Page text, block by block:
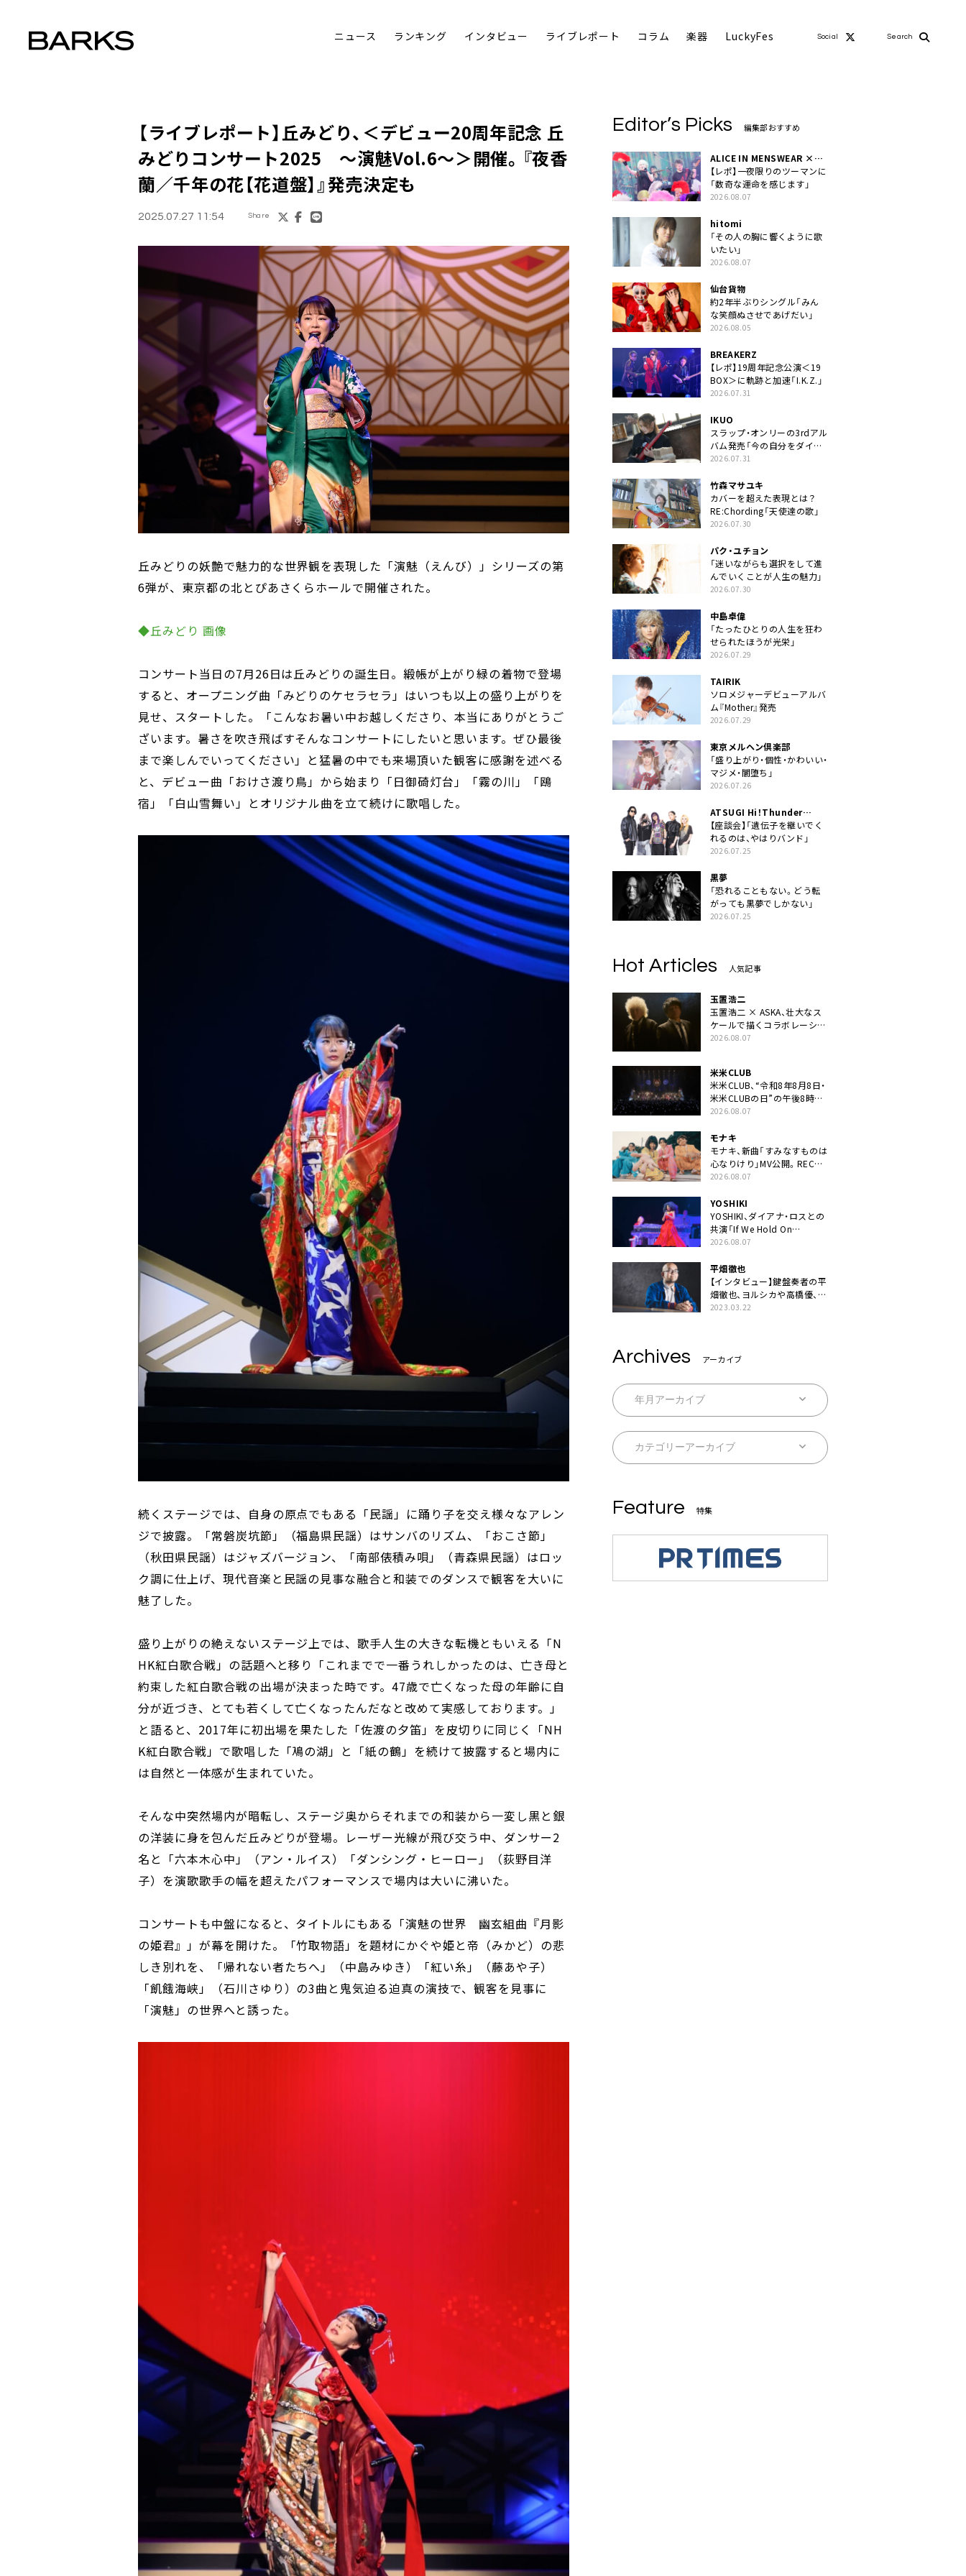
ニュース ランキング インタビュー ライブレポート コラム 楽器 LuckyFes Social Search
【ライブレポート】丘みどり、＜デビュー20周年記念 丘
みどりコンサート2025 ～演魅Vol.6～＞開催。『夜香
蘭／千年の花【花道盤】』発売決定も
2025.07.27 11:54 Share
丘みどりの妖艶で魅力的な世界観を表現した「演魅（えんび）」シリーズの第
6弾が、東京都の北とぴあさくらホールで開催された。
◆丘みどり 画像
コンサート当日の7月26日は丘みどりの誕生日。緞帳が上がり緑の着物で登場
すると、オープニング曲「みどりのケセラセラ」はいつも以上の盛り上がりを
見せ、スタートした。「こんなお暑い中お越しくださり、本当にありがとうご
ざいます。暑さを吹き飛ばすそんなコンサートにしたいと思います。ぜひ最後
まで楽しんでいってください」と猛暑の中でも来場頂いた観客に感謝を述べる
と、デビュー曲「おけさ渡り鳥」から始まり「日御碕灯台」「霧の川」「鴎
宿」「白山雪舞い」とオリジナル曲を立て続けに歌唱した。
続くステージでは、自身の原点でもある「民謡」に踊り子を交え様々なアレン
ジで披露。「常磐炭坑節」（福島県民謡）はサンバのリズム、「おこさ節」
（秋田県民謡）はジャズバージョン、「南部俵積み唄」（青森県民謡）はロッ
ク調に仕上げ、現代音楽と民謡の見事な融合と和装でのダンスで観客を大いに
魅了した。
盛り上がりの絶えないステージ上では、歌手人生の大きな転機ともいえる「N
HK紅白歌合戦」の話題へと移り「これまでで一番うれしかったのは、亡き母と
約束した紅白歌合戦の出場が決まった時です。47歳で亡くなった母の年齢に自
分が近づき、とても若くして亡くなったんだなと改めて実感しております。」
と語ると、2017年に初出場を果たした「佐渡の夕笛」を皮切りに同じく「NH
K紅白歌合戦」で歌唱した「鳰の湖」と「紙の鶴」を続けて披露すると場内に
は自然と一体感が生まれていた。
そんな中突然場内が暗転し、ステージ奥からそれまでの和装から一変し黒と銀
の洋装に身を包んだ丘みどりが登場。レーザー光線が飛び交う中、ダンサー2
名と「六本木心中」（アン・ルイス）「ダンシング・ヒーロー」（荻野目洋
子）を演歌歌手の幅を超えたパフォーマンスで場内は大いに沸いた。
コンサートも中盤になると、タイトルにもある「演魅の世界 幽玄組曲『月影
の姫君』」が幕を開けた。「竹取物語」を題材にかぐや姫と帝（みかど）の悲
しき別れを、「帰れない者たちへ」（中島みゆき）「紅い糸」（藤あや子）
「飢餓海峡」（石川さゆり）の3曲と鬼気迫る迫真の演技で、観客を見事に
「演魅」の世界へと誘った。
Editor’s Picks 編集部おすすめ
ALICE IN MENSWEAR ×
MASCHERA
【レポ】一夜限りのツーマンに
「数奇な運命を感じます」
2026.08.07
hitomi
「その人の胸に響くように歌
いたい」
2026.08.07
仙台貨物
約2年半ぶりシングル「みん
な笑顔ぬさせであげだい」
2026.08.05
BREAKERZ
【レポ】19周年記念公演＜19
BOX＞に軌跡と加速「I.K.Z.」
2026.07.31
IKUO
スラップ・オンリーの3rdアル
バム発売「今の自分をダイレ
クトに」
2026.07.31
竹森マサユキ
カバーを超えた表現とは？
RE:Chording「天使達の歌」
2026.07.30
パク・ユチョン
「迷いながらも選択をして進
んでいくことが人生の魅力」
2026.07.30
中島卓偉
「たったひとりの人生を狂わ
せられたほうが光栄」
2026.07.29
TAIRIK
ソロメジャーデビューアルバ
ム『Mother』発売
2026.07.29
東京メルヘン倶楽部
「盛り上がり・個性・かわいい・
マジメ・闇堕ち」
2026.07.26
ATSUGI Hi！Thunder
Rock Festival
【座談会】「遺伝子を継いでく
れるのは、やはりバンド」
2026.07.25
黒夢
「恐れることもない。どう転
がっても黒夢でしかない」
2026.07.25
Hot Articles 人気記事
玉置浩二
玉置浩二 × ASKA、壮大なス
ケールで描くコラボレーショ
ン曲「音銀河」リリース決定。
2026.08.07
米米CLUB
米米CLUB、“令和8年8月8日・
米米CLUBの日”の午後8時に
40周年ライブより「FANtachy
2026.08.07
モナキ
モナキ、新曲「すみなすものは
心なりけり」MV公開。RECの
ギターにEvery Little Thing・
2026.08.07
YOSHIKI
YOSHIKI、ダイアナ・ロスとの
共演「If We Hold On
Together」ライブ映像公開
2026.08.07
平畑徹也
【インタビュー】鍵盤奏者の平
畑徹也、ヨルシカや高橋優、キ
タニタツヤなど9名のゲスト
2023.03.22
Archives アーカイブ
Feature 特集